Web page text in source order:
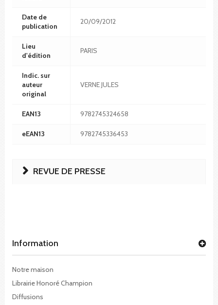
Date de
publication
20/09/2012
Lieu
d'édition
PARIS
Indic. sur
auteur
original
VERNE JULES
EAN13 9782745324658
eEAN13 9782745336453
REVUE DE PRESSE
Information
Notre maison
Librairie Honoré Champion
Diffusions